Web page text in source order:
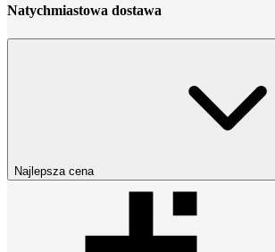
Natychmiastowa dostawa
Najlepsza cena